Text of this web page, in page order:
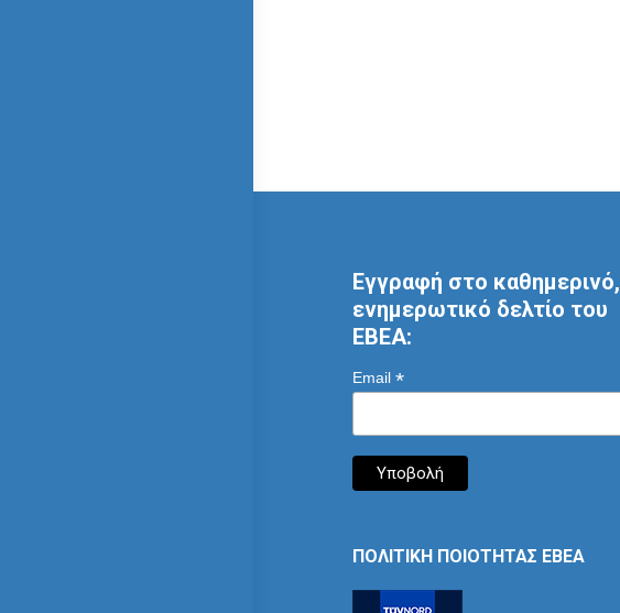
Εγγραφή στο καθημερινό,
ενημερωτικό δελτίο του
ΕΒΕΑ:
Email *
ΠΟΛΙΤΙΚΗ ΠΟΙΟΤΗΤΑΣ ΕΒΕΑ